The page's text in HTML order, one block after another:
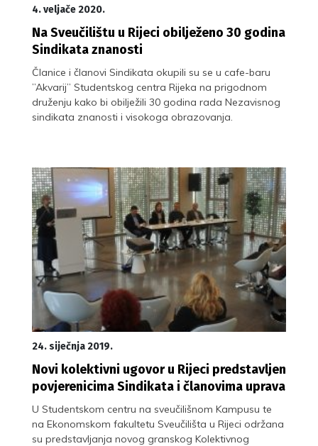
4. veljače 2020.
Na Sveučilištu u Rijeci obilježeno 30 godina
Sindikata znanosti
Članice i članovi Sindikata okupili su se u cafe-baru
”Akvarij” Studentskog centra Rijeka na prigodnom
druženju kako bi obilježili 30 godina rada Nezavisnog
sindikata znanosti i visokoga obrazovanja.
24. siječnja 2019.
Novi kolektivni ugovor u Rijeci predstavljen
povjerenicima Sindikata i članovima uprava
U Studentskom centru na sveučilišnom Kampusu te
na Ekonomskom fakultetu Sveučilišta u Rijeci održana
su predstavljanja novog granskog Kolektivnog